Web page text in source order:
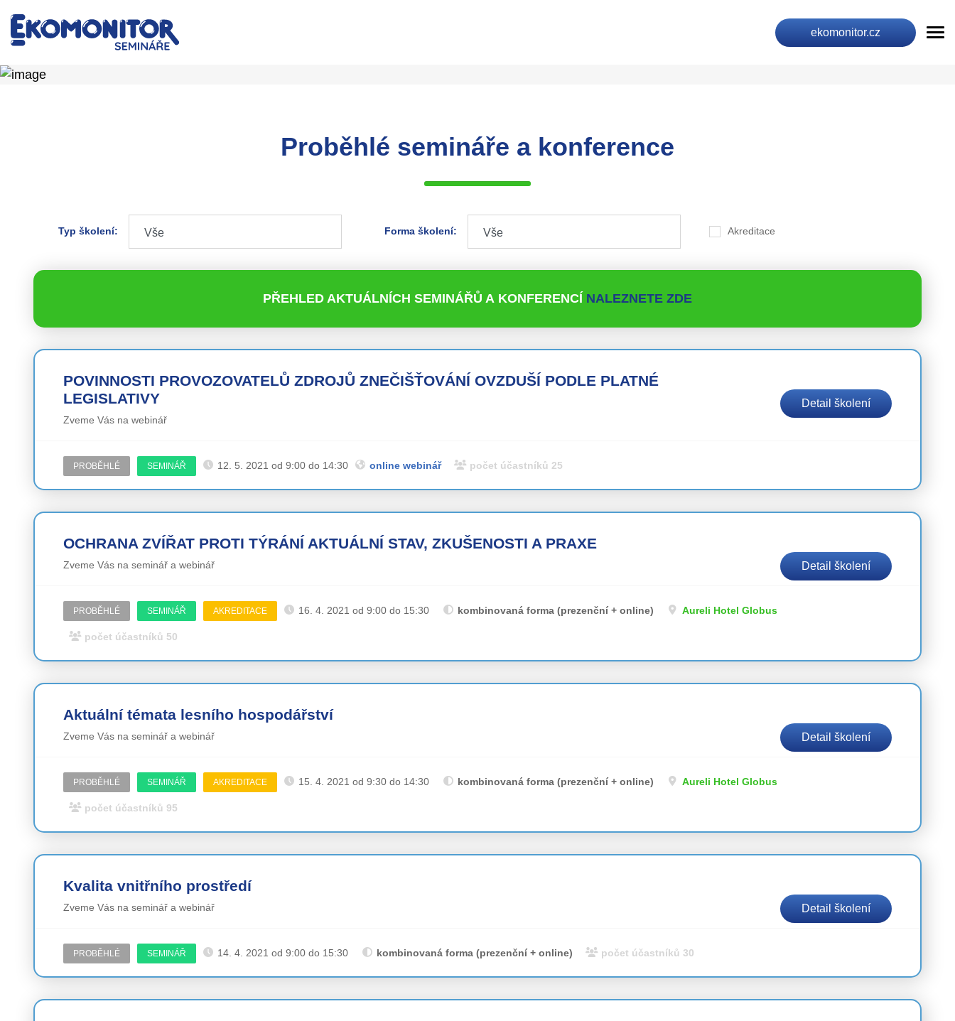
ekomonitor.cz
Proběhlé semináře a konference
Typ školení: Forma školení: Akreditace
PŘEHLED AKTUÁLNÍCH SEMINÁŘŮ A KONFERENCÍ NALEZNETE ZDE
POVINNOSTI PROVOZOVATELŮ ZDROJŮ ZNEČIŠŤOVÁNÍ OVZDUŠÍ PODLE PLATNÉ
LEGISLATIVY
Zveme Vás na webinář
Detail školení
PROBĚHLÉ SEMINÁŘ 12. 5. 2021 od 9:00 do 14:30 online webinář počet účastníků 25
OCHRANA ZVÍŘAT PROTI TÝRÁNÍ AKTUÁLNÍ STAV, ZKUŠENOSTI A PRAXE
Zveme Vás na seminář a webinář Detail školení
PROBĚHLÉ SEMINÁŘ AKREDITACE 16. 4. 2021 od 9:00 do 15:30 kombinovaná forma (prezenční + online) Aureli Hotel Globus
počet účastníků 50
Aktuální témata lesního hospodářství
Zveme Vás na seminář a webinář Detail školení
PROBĚHLÉ SEMINÁŘ AKREDITACE 15. 4. 2021 od 9:30 do 14:30 kombinovaná forma (prezenční + online) Aureli Hotel Globus
počet účastníků 95
Kvalita vnitřního prostředí
Zveme Vás na seminář a webinář Detail školení
PROBĚHLÉ SEMINÁŘ 14. 4. 2021 od 9:00 do 15:30 kombinovaná forma (prezenční + online) počet účastníků 30